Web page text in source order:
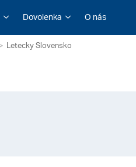
Dovolenka O nás
Letecky Slovensko